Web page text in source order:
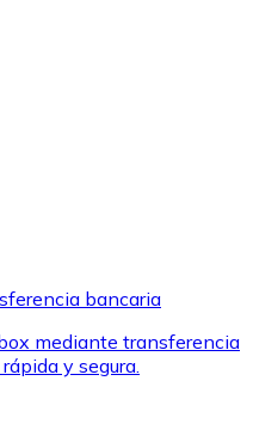
efectivo en tu tienda más
para comprar
bancaria
mediante transferencia
y segura.